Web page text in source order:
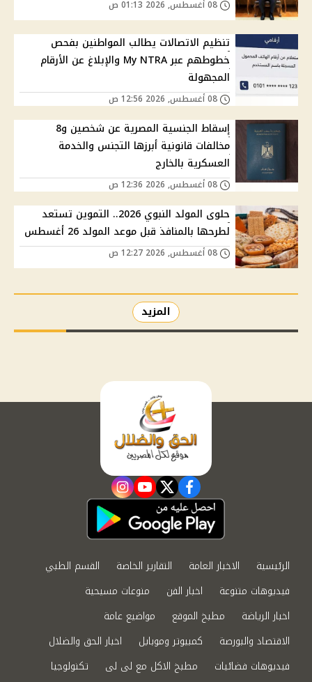
تنظيم الاتصالات يطالب المواطنين بفحص
خطوطهم عبر My NTRA والإبلاغ عن الأرقام
المجهولة
إسقاط الجنسية المصرية عن شخصين و8
مخالفات قانونية أبرزها التجنس والخدمة
العسكرية بالخارج
حلوى المولد النبوي 2026.. التموين تستعد
لطرحها بالمنافذ قبل موعد المولد 26 أغسطس
المزيد
facebook
twitter
youtube
instagram
الرئيسية الاخبار العامة التقارير الخاصة
القسم الطبي
فيديوهات متنوعة
اخبار الفن
منوعات مسيحية
اخبار الرياضة
مطبخ الموقع
مواضيع عامة
الاقتصاد والبورصة
كمبيوتر وموبايل
اخبار الحق والضلال
فيديوهات فضائيات
مطبخ الاكل مع لى لى
تكنولوجيا